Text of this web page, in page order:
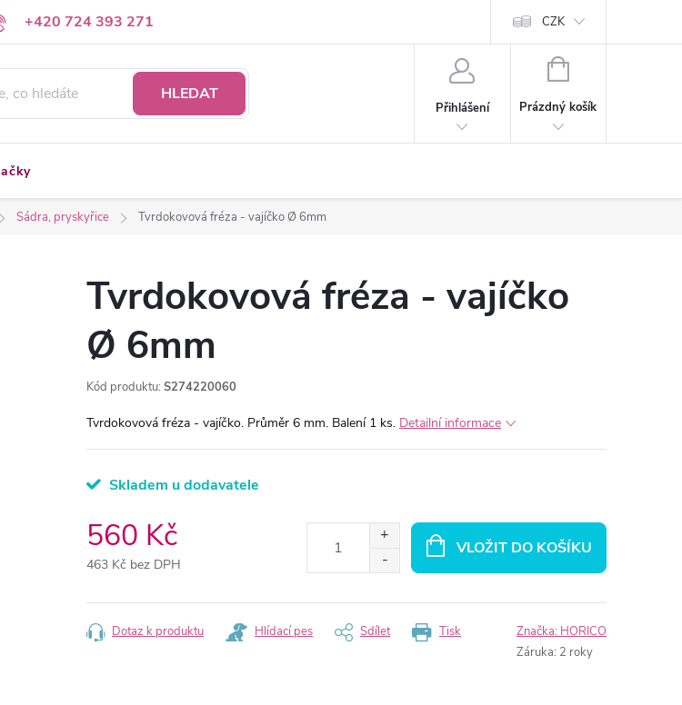
+420 724 393 271
Napište nám CZK
HLEDAT
Přihlášení
NÁKUPNÍ
Prázdný košík
Sádra, pryskyřice Tvrdokovová fréza - vajíčko Ø 6mm
Tvrdokovová fréza - vajíčko
Ø 6mm
Kód produktu: S274220060
Tvrdokovová fréza - vajíčko. Průměr 6 mm. Balení 1 ks. Detailní informace
Skladem u dodavatele
560 Kč
463 Kč bez DPH
cena:
VLOŽIT DO KOŠÍKU
Tisk
Dotaz k produktu Hlídací pes Sdílet Značka: HORICO
Záruka: 2 roky